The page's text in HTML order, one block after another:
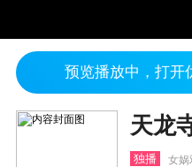
预览播放中，打开
独播 女娲